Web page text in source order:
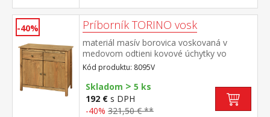
-40% Príborník TORINO vosk
materiál masív borovica voskovaná v
medovom odtieni kovové úchytky vo
farebnom prevedení černená mosadz 2
zásuvky s kovovými pojazdmi, 2 plné dvere,
1 polica vhodný doplnok nadstavec 8096V
Kód produktu: 8095V
Skladom > 5 ks
192 € s DPH
-40% 321,50 € **